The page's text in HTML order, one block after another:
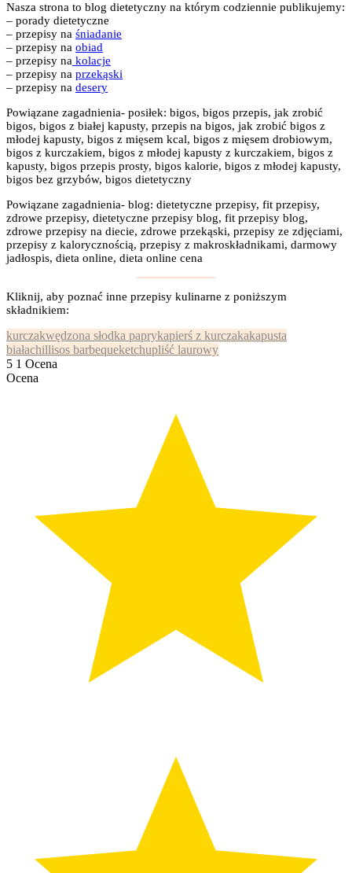
Nasza strona to blog dietetyczny na którym codziennie publikujemy:
– porady dietetyczne
– przepisy na śniadanie
– przepisy na obiad
– przepisy na kolacje
– przepisy na przekąski
– przepisy na desery
Powiązane zagadnienia- posiłek: bigos, bigos przepis, jak zrobić
bigos, bigos z białej kapusty, przepis na bigos, jak zrobić bigos z
młodej kapusty, bigos z mięsem kcal, bigos z mięsem drobiowym,
bigos z kurczakiem, bigos z młodej kapusty z kurczakiem, bigos z
kapusty, bigos przepis prosty, bigos kalorie, bigos z młodej kapusty,
bigos bez grzybów, bigos dietetyczny
Powiązane zagadnienia- blog: dietetyczne przepisy, fit przepisy,
zdrowe przepisy, dietetyczne przepisy blog, fit przepisy blog,
zdrowe przepisy na diecie, zdrowe przekąski, przepisy ze zdjęciami,
przepisy z kalorycznością, przepisy z makroskładnikami, darmowy
jadłospis, dieta online, dieta online cena
Kliknij, aby poznać inne przepisy kulinarne z poniższym
składnikiem:
kurczakwędzona słodka paprykapierś z kurczakakapusta
białachillisos barbequeketchupliść laurowy
5 1 Ocena
Ocena